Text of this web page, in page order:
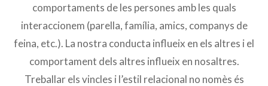
comportaments de les persones amb les quals
interaccionem (parella, família, amics, companys de
feina, etc.). La nostra conducta influeix en els altres i el
comportament dels altres influeix en nosaltres.
Treballar els vincles i l’estil relacional no nomès és